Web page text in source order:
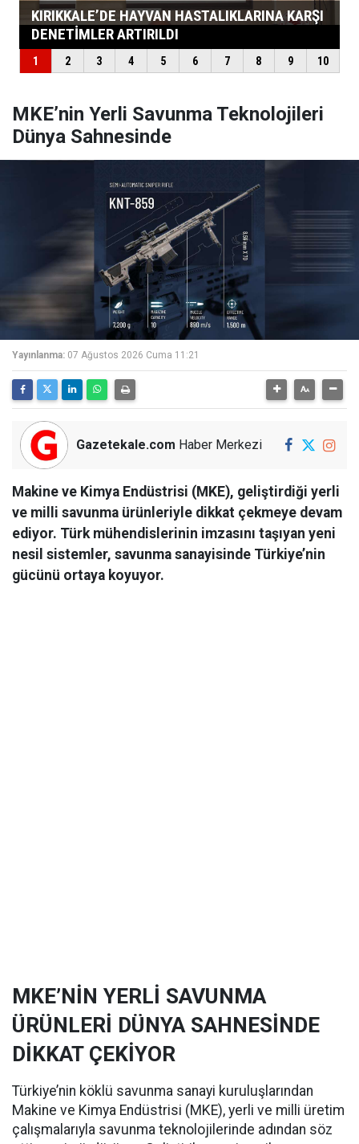
MKE’nin Yerli Savunma Teknolojileri
Dünya Sahnesinde
Yayınlanma: 07 Ağustos 2026 Cuma 11:21
Gazetekale.com Haber Merkezi
Makine ve Kimya Endüstrisi (MKE), geliştirdiği yerli
ve milli savunma ürünleriyle dikkat çekmeye devam
ediyor. Türk mühendislerinin imzasını taşıyan yeni
nesil sistemler, savunma sanayisinde Türkiye’nin
gücünü ortaya koyuyor.
MKE’NİN YERLİ SAVUNMA
ÜRÜNLERİ DÜNYA SAHNESİNDE
DİKKAT ÇEKİYOR
Türkiye’nin köklü savunma sanayi kuruluşlarından
Makine ve Kimya Endüstrisi (MKE), yerli ve milli üretim
çalışmalarıyla savunma teknolojilerinde adından söz